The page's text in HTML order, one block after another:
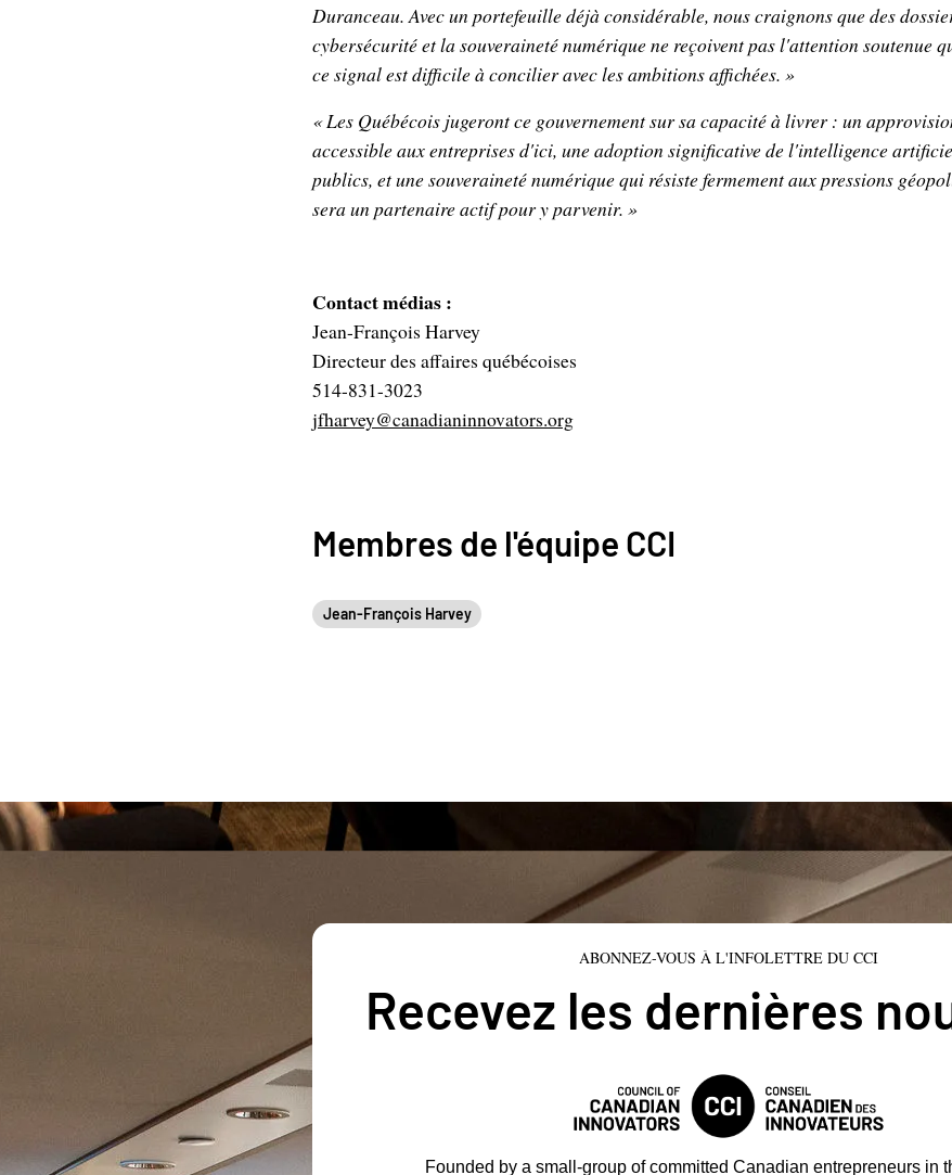
Duranceau. Avec un portefeuille déjà considérable, nous craignons que des
cybersécurité et la souveraineté numérique ne reçoivent pas l'attention soutenue
ce signal est difficile à concilier avec les ambitions affichées. »
« Les Québécois jugeront ce gouvernement sur sa capacité à livrer : un
accessible aux entreprises d'ici, une adoption significative de l'intelligence
publics, et une souveraineté numérique qui résiste fermement aux pressions
sera un partenaire actif pour y parvenir. »
Contact médias :
Jean-François Harvey
Directeur des affaires québécoises
514-831-3023
jfharvey@canadianinnovators.org
Membres de l'équipe CCI
Jean-François Harvey
ABONNEZ-VOUS À L'INFOLETTRE DU CCI
Recevez les dernières